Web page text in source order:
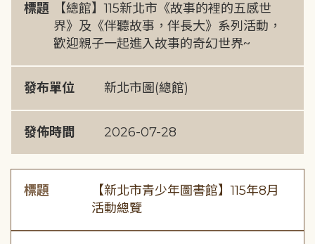
標題
【總館】115新北市《故事的裡的五感世
界》及《伴聽故事，伴長大》系列活動，
歡迎親子一起進入故事的奇幻世界~
發布單位 新北市圖(總館)
發佈時間 2026-07-28
標題
【新北市青少年圖書館】115年8月
活動總覽